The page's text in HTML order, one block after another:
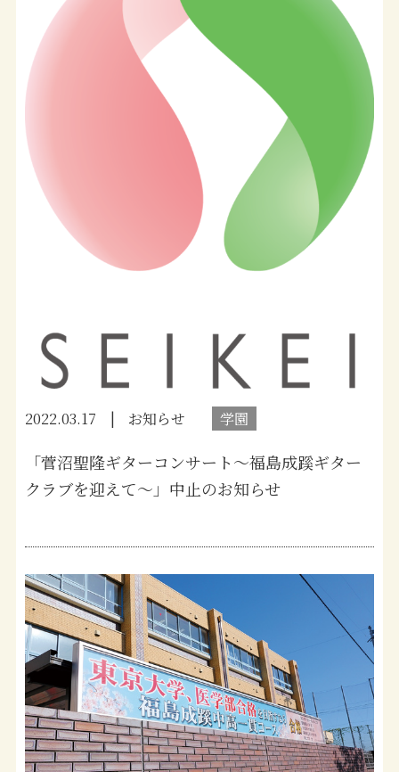
2022.03.17 お知らせ 学園
「菅沼聖隆ギターコンサート～福島成蹊ギター
クラブを迎えて～」中止のお知らせ